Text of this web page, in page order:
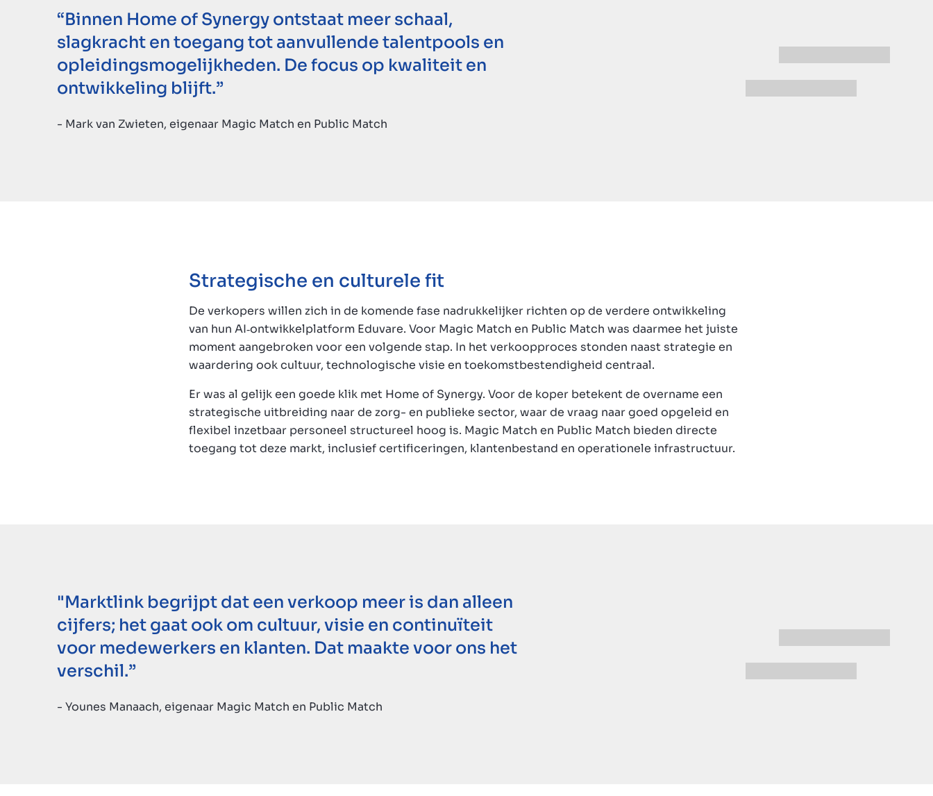
“Binnen Home of Synergy ontstaat meer schaal,
slagkracht en toegang tot aanvullende talentpools en
opleidingsmogelijkheden. De focus op kwaliteit en
ontwikkeling blijft.”
- Mark van Zwieten, eigenaar Magic Match en Public Match
Strategische en culturele fit
De verkopers willen zich in de komende fase nadrukkelijker richten op de verdere ontwikkeling
van hun AI‑ontwikkelplatform Eduvare. Voor Magic Match en Public Match was daarmee het juiste
moment aangebroken voor een volgende stap. In het verkoopproces stonden naast strategie en
waardering ook cultuur, technologische visie en toekomstbestendigheid centraal.
Er was al gelijk een goede klik met Home of Synergy. Voor de koper betekent de overname een
strategische uitbreiding naar de zorg- en publieke sector, waar de vraag naar goed opgeleid en
flexibel inzetbaar personeel structureel hoog is. Magic Match en Public Match bieden directe
toegang tot deze markt, inclusief certificeringen, klantenbestand en operationele infrastructuur.
"Marktlink begrijpt dat een verkoop meer is dan alleen
cijfers; het gaat ook om cultuur, visie en continuïteit
voor medewerkers en klanten. Dat maakte voor ons het
verschil.”
- Younes Manaach, eigenaar Magic Match en Public Match